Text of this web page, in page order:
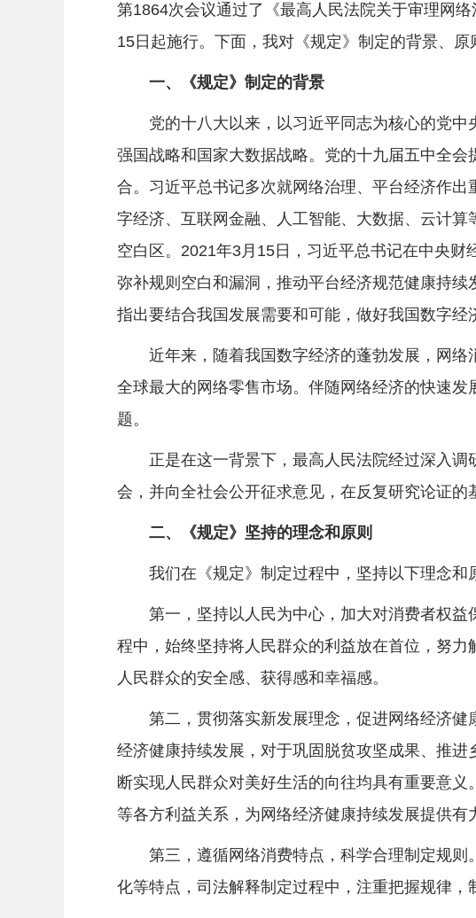
第1864次会议通过了《最高人民法院关于审理网
15日起施行。下面，我对《规定》制定的背景、原
一、《规定》制定的背景
党的十八大以来，以习近平同志为核心的党中
强国战略和国家大数据战略。党的十九届五中全
合。习近平总书记多次就网络治理、平台经济作
字经济、互联网金融、人工智能、大数据、云计
空白区。2021年3月15日，习近平总书记在中央
弥补规则空白和漏洞，推动平台经济规范健康持
指出要结合我国发展需要和可能，做好我国数字经
近年来，随着我国数字经济的蓬勃发展，网络
全球最大的网络零售市场。伴随网络经济的快速
题。
正是在这一背景下，最高人民法院经过深入调
会，并向全社会公开征求意见，在反复研究论证的
二、《规定》坚持的理念和原则
我们在《规定》制定过程中，坚持以下理念和
第一，坚持以人民为中心，加大对消费者权益
程中，始终坚持将人民群众的利益放在首位，努
人民群众的安全感、获得感和幸福感。
第二，贯彻落实新发展理念，促进网络经济健
经济健康持续发展，对于巩固脱贫攻坚成果、推
断实现人民群众对美好生活的向往均具有重要意
等各方利益关系，为网络经济健康持续发展提供有
第三，遵循网络消费特点，科学合理制定规则
化等特点，司法解释制定过程中，注重把握规律，